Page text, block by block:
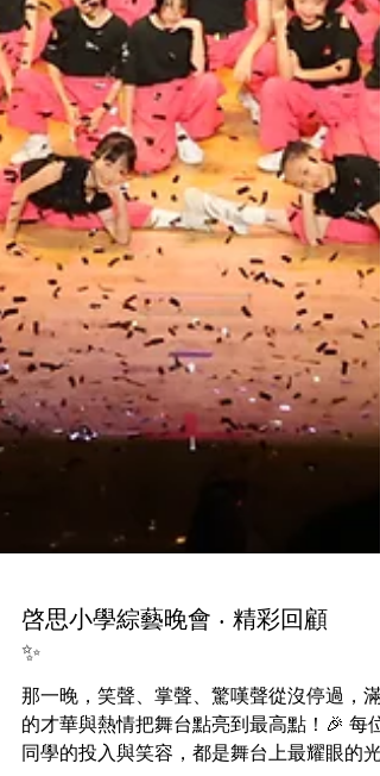
啓思小學綜藝晚會 · 精彩回顧
✨
那一晚，笑聲、掌聲、驚嘆聲從沒停過，滿
的才華與熱情把舞台點亮到最高點！🎉 每位